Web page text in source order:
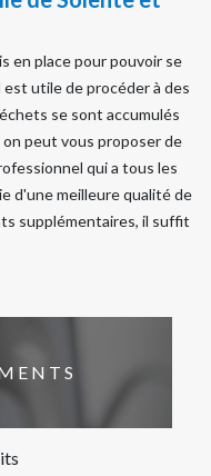
en place pour pouvoir se
utile de procéder à des
se sont accumulés
peut vous proposer de
qui a tous les
d'une meilleure qualité de
supplémentaires, il suffit